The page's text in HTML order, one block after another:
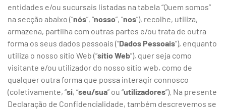
entidades e/ou sucursais listadas na tabela “Quem somos”
na secção abaixo (“nós”, “nosso”, “nos”), recolhe, utiliza,
armazena, partilha com outras partes e/ou trata de outra
forma os seus dados pessoais (“Dados Pessoais”), enquanto
utiliza o nosso sítio Web (“sítio Web”), quer seja como
visitante e/ou utilizador do nosso sítio web, como de
qualquer outra forma que possa interagir connosco
(coletivamente, “si, “seu/sua” ou “utilizadores”). Na presente
Declaração de Confidencialidade, também descrevemos se